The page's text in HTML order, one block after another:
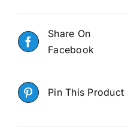
Share On
Facebook
Pin This Product